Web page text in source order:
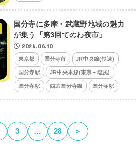
国分寺に多摩・武蔵野地域の魅力
が集う「第3回てのわ夜市」
2026.06.10
東京都 国分寺市 JR中央線(快速)
国分寺駅 JR中央本線(東京～塩尻)
国分寺駅 西武国分寺線 国分寺駅
3 … 28 ＞